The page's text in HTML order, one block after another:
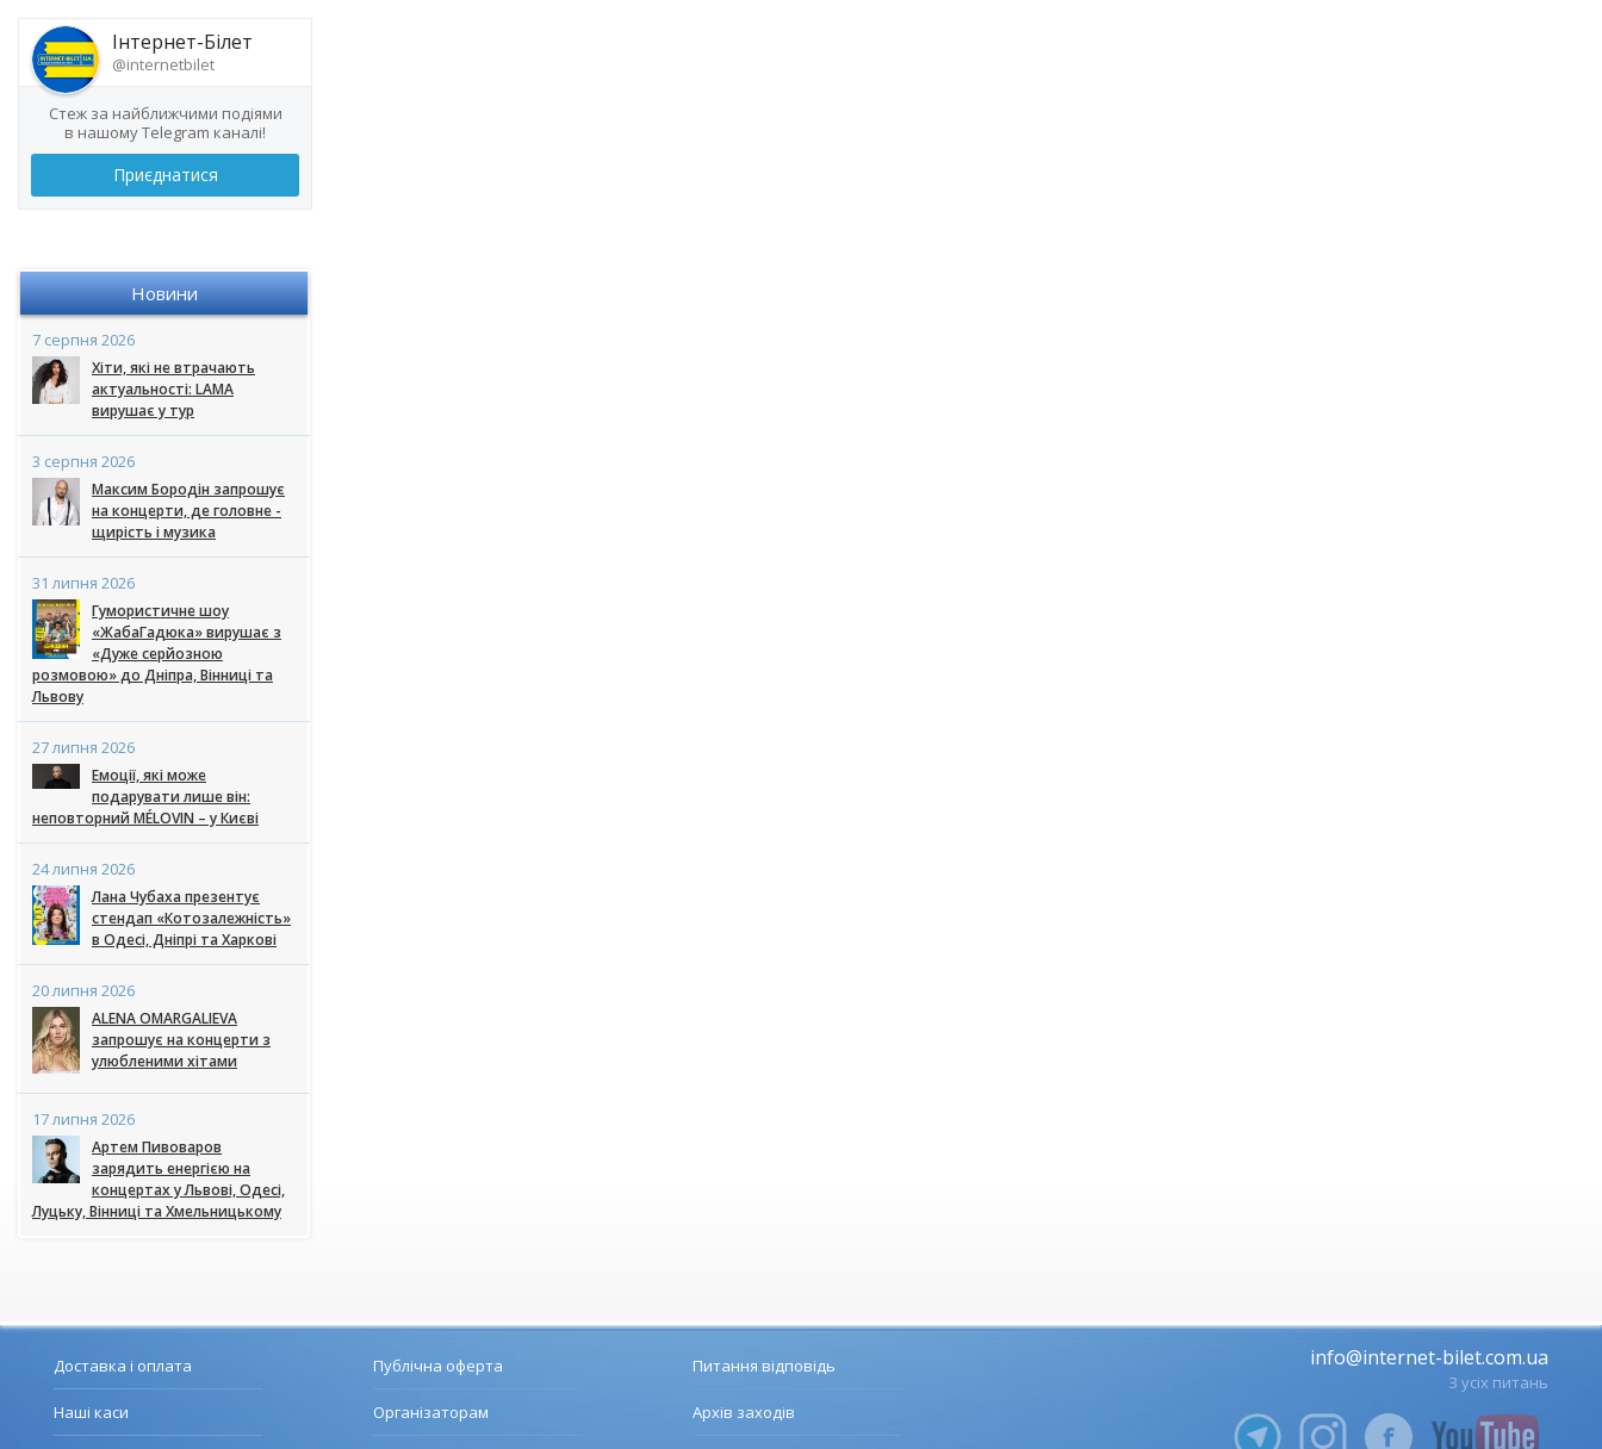
Інтернет-Білет
@internetbilet
Стеж за найближчими подіями
в нашому Telegram каналі!
Приєднатися
Новини
7 серпня 2026
Хіти, які не втрачають
актуальності: LAMA
вирушає у тур
3 серпня 2026
Максим Бородін запрошує
на концерти, де головне -
щирість і музика
31 липня 2026
Гумористичне шоу
«ЖабаГадюка» вирушає з
«Дуже серйозною
розмовою» до Дніпра, Вінниці та
Львову
27 липня 2026
Емоції, які може
подарувати лише він:
неповторний MÉLOVIN – у Києві
24 липня 2026
Лана Чубаха презентує
стендап «Котозалежність»
в Одесі, Дніпрі та Харкові
20 липня 2026
ALENA OMARGALIEVA
запрошує на концерти з
улюбленими хітами
17 липня 2026
Артем Пивоваров
зарядить енергією на
концертах у Львові, Одесі,
Луцьку, Вінниці та Хмельницькому
Доставка і оплата
Наші каси
Публічна оферта
Організаторам
Питання відповідь
Архів заходів
info@internet-bilet.com.ua
З усіх питань